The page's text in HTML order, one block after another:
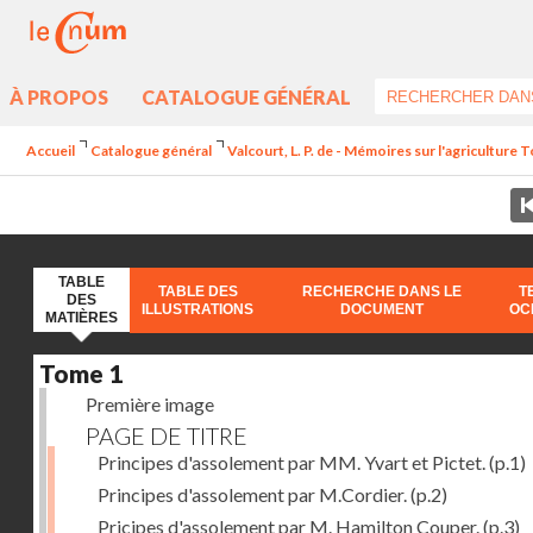
À PROPOS CATALOGUE GÉNÉRAL
Accueil Catalogue général Valcourt, L. P. de - Mémoires sur l'agriculture
TABLE
DES
MATIÈRES
TABLE DES
ILLUSTRATIONS
RECHERCHE DANS LE
DOCUMENT
Tome 1
Première image
PAGE DE TITRE
Principes d'assolement par MM. Yvart et Pictet.(p.1)
Principes d'assolement par M.Cordier.(p.2)
Pricipes d'assolement par M. Hamilton Couper.(p.3)